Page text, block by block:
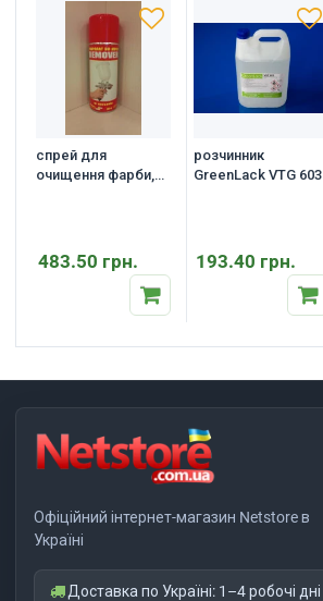
спрей для
очищення фарби,
483.50 грн.
розчинник
GreenLack VTG 603
193.40 грн.
Офіційний інтернет-магазин Netstore в
Україні
Доставка по Україні: 1–4 робочі дні